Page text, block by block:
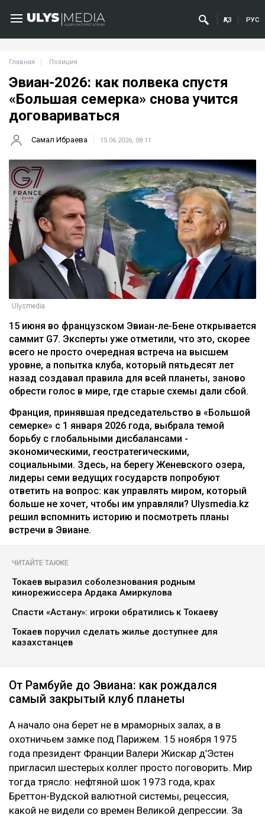
ҚАЗ РУС
Главная Позиция
Эвиан-2026: как полвека спустя
«Большая семерка» снова учится
договариваться
Самал Ибраева 15.06.2026, 08:11
Ulysmedia
15 июня во французском Эвиан-ле-Бене открывается
саммит G7. Эксперты уже отметили, что это, скорее
всего не просто очередная встреча на высшем
уровне, а попытка клуба, который пятьдесят лет
назад создавал правила для всей планеты, заново
обрести голос в мире, где старые схемы дали сбой.
Франция, принявшая председательство в «Большой
семерке» с 1 января 2026 года, выбрала темой
борьбу с глобальными дисбалансами -
экономическими, геостратегическими,
социальными. Здесь, на берегу Женевского озера,
лидеры семи ведущих государств попробуют
ответить на вопрос: как управлять миром, который
больше не хочет, чтобы им управляли? Ulysmedia.kz
решил вспомнить историю и посмотреть планы
встречи в Эвиане.
ЧИТАЙТЕ ТАКЖЕ
Токаев выразил соболезнования родным
кинорежиссера Ардака Амиркулова
Спасти «Астану»: игроки обратились к Токаеву
Токаев поручил сделать жилье доступнее для
казахстанцев
От Рамбуйе до Эвиана: как рождался
самый закрытый клуб планеты
А начало она берет не в мраморных залах, а в
охотничьем замке под Парижем. 15 ноября 1975
года президент Франции Валери Жискар д’Эстен
пригласил шестерых коллег просто поговорить. Мир
тогда трясло: нефтяной шок 1973 года, крах
Бреттон-Вудской валютной системы, рецессия,
какой не видели со времен Великой депрессии. За